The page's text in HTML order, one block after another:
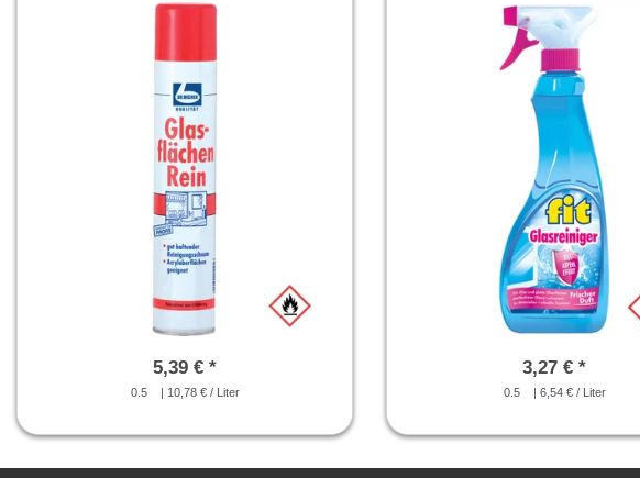
5,39 € *
0.5 | 10,78 € / Liter
3,27 € *
0.5 | 6,54 € / Liter